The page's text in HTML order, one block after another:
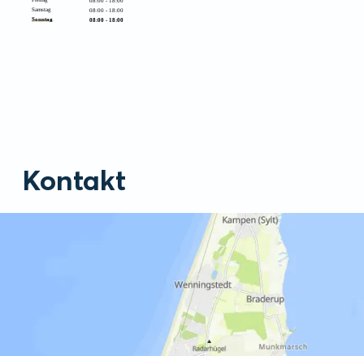
Samstag
08:00 - 18:00
Sonntag
08:00 - 18:00
Kontakt